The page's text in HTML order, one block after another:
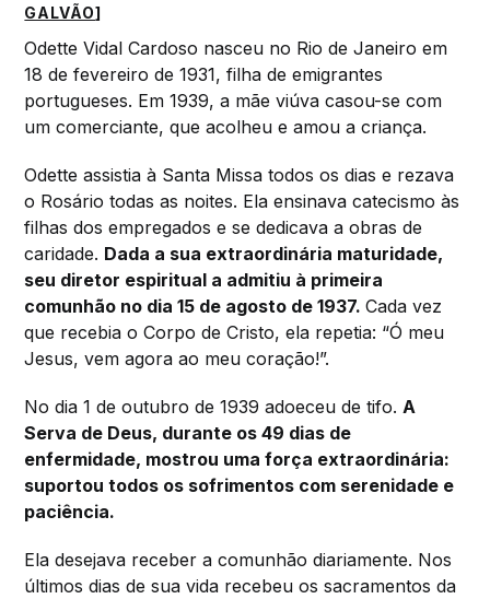
GALVÃO]
Odette Vidal Cardoso nasceu no Rio de Janeiro em
18 de fevereiro de 1931, filha de emigrantes
portugueses. Em 1939, a mãe viúva casou-se com
um comerciante, que acolheu e amou a criança.
Odette assistia à Santa Missa todos os dias e rezava
o Rosário todas as noites. Ela ensinava catecismo às
filhas dos empregados e se dedicava a obras de
caridade. Dada a sua extraordinária maturidade,
seu diretor espiritual a admitiu à primeira
comunhão no dia 15 de agosto de 1937.Cada vez
que recebia o Corpo de Cristo, ela repetia: “Ó meu
Jesus, vem agora ao meu coração!”.
No dia 1 de outubro de 1939 adoeceu de tifo. A
Serva de Deus, durante os 49 dias de
enfermidade, mostrou uma força extraordinária:
suportou todos os sofrimentos com serenidade e
paciência.
Ela desejava receber a comunhão diariamente. Nos
últimos dias de sua vida recebeu os sacramentos da